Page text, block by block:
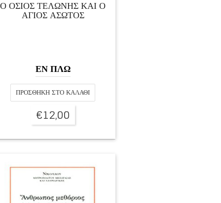
Ο ΟΣΙΟΣ ΤΕΛΩΝΗΣ ΚΑΙ Ο
ΑΓΙΟΣ ΑΣΩΤΟΣ
ΕΝ ΠΛΩ
ΠΡΟΣΘΉΚΗ ΣΤΟ ΚΑΛΆΘΙ
€12,00